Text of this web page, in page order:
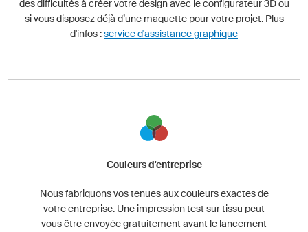
des difficultés à créer votre design avec le configurateur 3D ou
si vous disposez déjà d’une maquette pour votre projet. Plus
d'infos :service d'assistance graphique
Couleurs d'entreprise
Nous fabriquons vos tenues aux couleurs exactes de
votre entreprise. Une impression test sur tissu peut
vous être envoyée gratuitement avant le lancement